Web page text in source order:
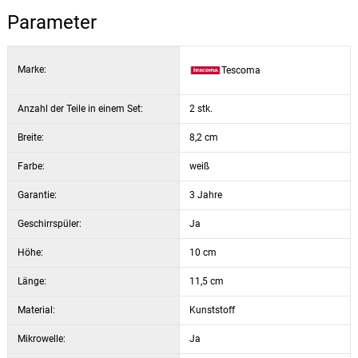
Parameter
Marke: Tescoma
Anzahl der Teile in einem Set: 2 stk.
Breite: 8,2 cm
Farbe: weiß
Garantie: 3 Jahre
Geschirrspüler: Ja
Höhe: 10 cm
Länge: 11,5 cm
Material: Kunststoff
Mikrowelle: Ja